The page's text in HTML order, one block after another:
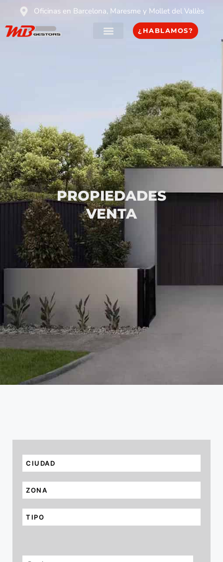
Oficinas en Barcelona, Maresme y Mollet del Vallès
¿HABLAMOS?
PROPIEDADES
VENTA
CIUDAD
ZONA
TIPO